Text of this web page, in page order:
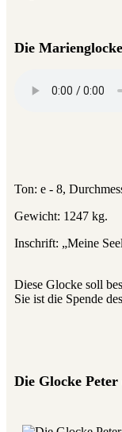
Die
Ton: e - 8,
Gewicht: 1247 kg.
Inschrift: „Meine
Diese Glocke soll
Sie ist die Spende
Die Glocke